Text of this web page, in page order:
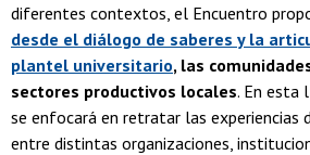
diferentes contextos, el Encuentro
desde el diálogo de saberes y la
plantel universitario, las
sectores productivos locales. En esta
se enfocará en retratar las
entre distintas organizaciones,